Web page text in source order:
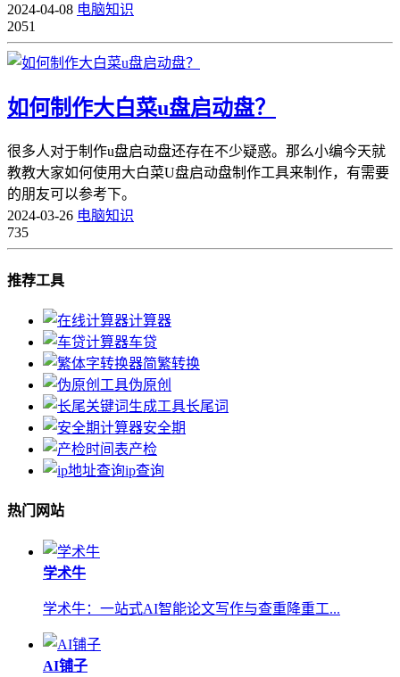
2024-04-08 电脑知识
2051
如何制作大白菜u盘启动盘？
很多人对于制作u盘启动盘还存在不少疑惑。那么小编今天就
教教大家如何使用大白菜U盘启动盘制作工具来制作，有需要
的朋友可以参考下。
2024-03-26 电脑知识
735
推荐工具
计算器
车贷
简繁转换
伪原创
长尾词
安全期
产检
ip查询
热门网站
学术牛
学术牛：一站式AI智能论文写作与查重降重工...
AI铺子